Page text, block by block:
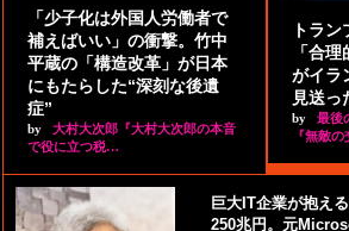
「少子化は外国人労働者で
補えばいい」の衝撃。竹中
平蔵の「構造改革」が日本
にもたらした“深刻な後遺
症”
by
大村大次郎『大村大次郎の本音
で役に立つ税…
トラ
「合
がイラ
見送っ
by
最後
『無敵
巨大IT企業が抱え
250兆円。元